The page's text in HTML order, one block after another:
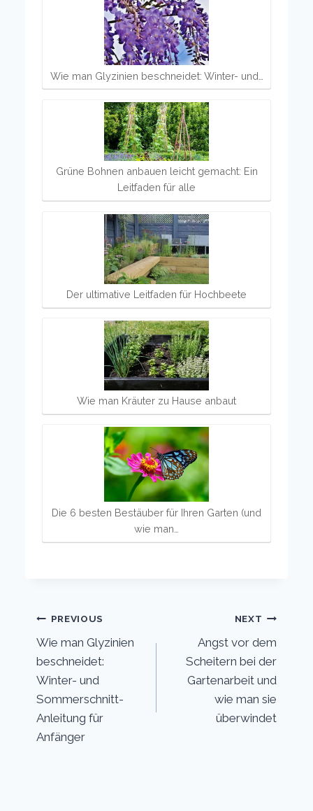
Wie man Glyzinien beschneidet: Winter- und…
Grüne Bohnen anbauen leicht gemacht: Ein
Leitfaden für alle
Der ultimative Leitfaden für Hochbeete
Wie man Kräuter zu Hause anbaut
Die 6 besten Bestäuber für Ihren Garten (und
wie man…
Post
navigation
PREVIOUS
Wie man Glyzinien
beschneidet:
Winter- und
Sommerschnitt-
Anleitung für
Anfänger
NEXT
Angst vor dem
Scheitern bei der
Gartenarbeit und
wie man sie
überwindet